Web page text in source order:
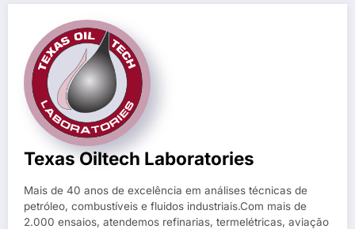
Texas Oiltech Laboratories
Mais de 40 anos de excelência em análises técnicas de
petróleo, combustíveis e fluidos industriais.Com mais de
2.000 ensaios, atendemos refinarias, termelétricas, aviação